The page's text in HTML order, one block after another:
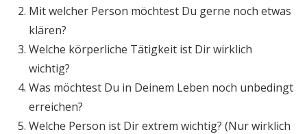
Mit welcher Person möchtest Du gerne noch etwas
klären?
Welche körperliche Tätigkeit ist Dir wirklich
wichtig?
Was möchtest Du in Deinem Leben noch unbedingt
erreichen?
Welche Person ist Dir extrem wichtig? (Nur wirklich